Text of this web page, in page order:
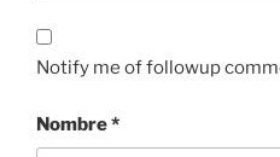
Notify me of followup
Nombre*